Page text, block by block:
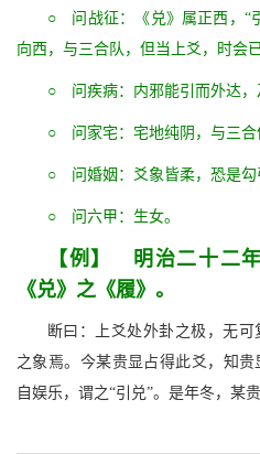
○ 问战征：《兑》属正西，“
向西，与三合队，但当上爻，时会
○ 问疾病：内邪能引而外达，
○ 问家宅：宅地纯阴，与三合
○ 问婚姻：爻象皆柔，恐是勾
○ 问六甲：生女。
【例】 明治二十二
《兑》之《履》。
断曰：上爻处外卦之极，无
之象焉。今某贵显占得此爻，知
自娱乐，谓之“引兑”。是年冬，某